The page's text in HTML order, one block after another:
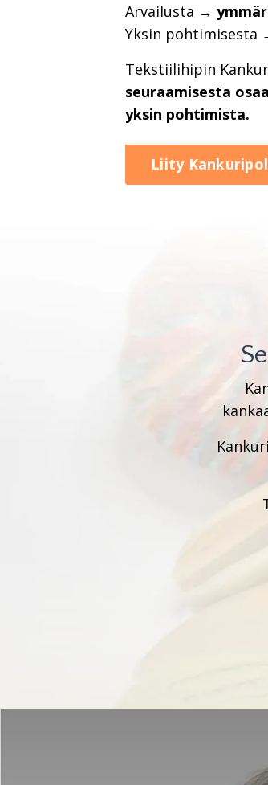
Arvailusta →
Yksin pohtimisesta
Tekstiilihipin
seuraamisesta
yksin pohtimista.
Liity